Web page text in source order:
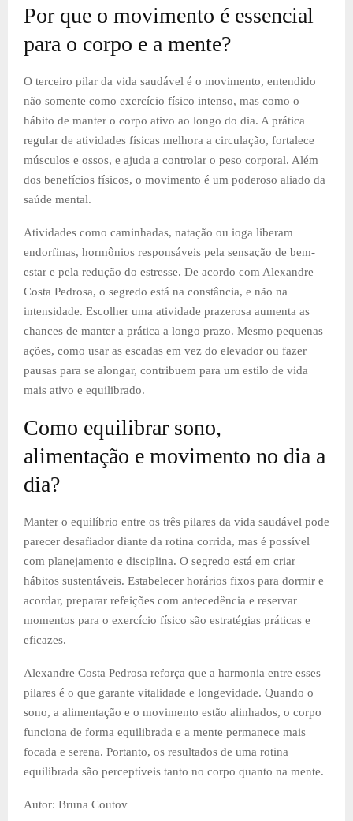
Por que o movimento é essencial
para o corpo e a mente?
O terceiro pilar da vida saudável é o movimento, entendido
não somente como exercício físico intenso, mas como o
hábito de manter o corpo ativo ao longo do dia. A prática
regular de atividades físicas melhora a circulação, fortalece
músculos e ossos, e ajuda a controlar o peso corporal. Além
dos benefícios físicos, o movimento é um poderoso aliado da
saúde mental.
Atividades como caminhadas, natação ou ioga liberam
endorfinas, hormônios responsáveis pela sensação de bem-
estar e pela redução do estresse. De acordo com Alexandre
Costa Pedrosa, o segredo está na constância, e não na
intensidade. Escolher uma atividade prazerosa aumenta as
chances de manter a prática a longo prazo. Mesmo pequenas
ações, como usar as escadas em vez do elevador ou fazer
pausas para se alongar, contribuem para um estilo de vida
mais ativo e equilibrado.
Como equilibrar sono,
alimentação e movimento no dia a
dia?
Manter o equilíbrio entre os três pilares da vida saudável pode
parecer desafiador diante da rotina corrida, mas é possível
com planejamento e disciplina. O segredo está em criar
hábitos sustentáveis. Estabelecer horários fixos para dormir e
acordar, preparar refeições com antecedência e reservar
momentos para o exercício físico são estratégias práticas e
eficazes.
Alexandre Costa Pedrosa reforça que a harmonia entre esses
pilares é o que garante vitalidade e longevidade. Quando o
sono, a alimentação e o movimento estão alinhados, o corpo
funciona de forma equilibrada e a mente permanece mais
focada e serena. Portanto, os resultados de uma rotina
equilibrada são perceptíveis tanto no corpo quanto na mente.
Autor: Bruna Coutov